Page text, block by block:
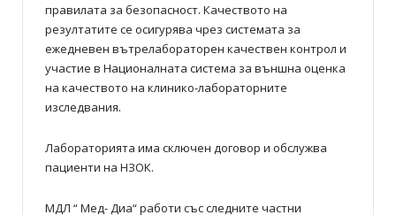
правилата за безопасност. Качеството на
резултатите се осигурява чрез системата за
ежедневен вътрелабораторен качествен контрол и
участие в Националната система за външна оценка
на качеството на клинико-лабораторните
изследвания.
Лабораторията има сключен договор и обслужва
пациенти на НЗОК.
МДЛ “ Мед- Диа“ работи със следните частни